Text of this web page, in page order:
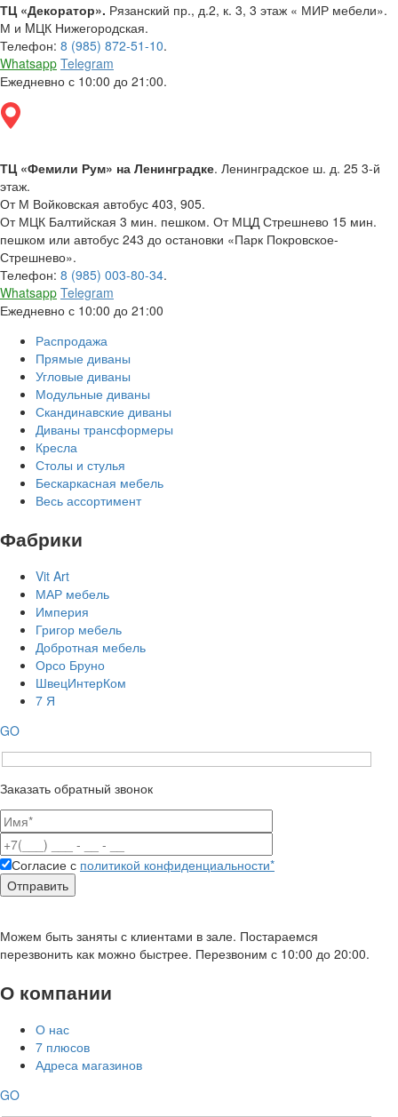
ТЦ «Декоратор». Рязанский пр., д.2, к. 3, 3 этаж « МИР мебели».
М и MЦК Нижегородская.
Телефон: 8 (985) 872-51-10.
Whatsapp Telegram
Ежедневно с 10:00 до 21:00.
ТЦ «Фемили Рум» на Ленинградке. Ленинградское ш. д. 25 3-й
этаж.
От М Войковская автобус 403, 905.
От МЦК Балтийская 3 мин. пешком. От МЦД Стрешнево 15 мин.
пешком или автобус 243 до остановки «Парк Покровское-
Стрешнево».
Телефон: 8 (985) 003-80-34.
Whatsapp Telegram
Ежедневно с 10:00 до 21:00
Распродажа
Прямые диваны
Угловые диваны
Модульные диваны
Скандинавские диваны
Диваны трансформеры
Кресла
Столы и стулья
Бескаркасная мебель
Весь ассортимент
Фабрики
Vit Art
МАР мебель
Империя
Григор мебель
Добротная мебель
Орсо Бруно
ШвецИнтерКом
7 Я
GO
Заказать обратный звонок
Согласие с политикой конфиденциальности*
Можем быть заняты с клиентами в зале. Постараемся
перезвонить как можно быстрее. Перезвоним с 10:00 до 20:00.
О компании
О нас
7 плюсов
Адреса магазинов
GO